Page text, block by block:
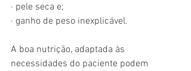
· pele seca e;
· ganho de peso inexplicável.
A boa nutrição, adaptada às
necessidades do paciente podem